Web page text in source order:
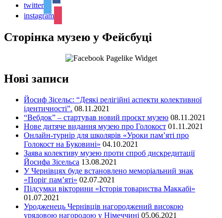
twitter
instagram
Сторінка музею у Фейсбуці
Нові записи
Йосиф Зісельс: “Деякі релігійні аспекти колективної
ідентичності”. 08.11.2021
“Вебдок” – стартував новий проєкт музею 08.11.2021
Нове дитяче видання музею про Голокост 01.11.2021
Онлайн-турнір для школярів «Уроки пам’яті про
Голокост на Буковині» 04.10.2021
Заява колективу музею проти спроб дискредитації
Йосифа Зісельса 13.08.2021
У Чернівцях буде встановлено меморіальний знак
«Поріг пам’яті» 02.07.2021
Підсумки вікторини «Історія товариства Маккабі»
01.07.2021
Уродженець Чернівців нагороджений високою
урядовою нагородою у Німеччині 05.06.2021